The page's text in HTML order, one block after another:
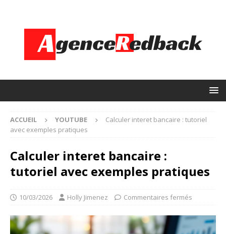
ACCUEIL YOUTUBE
Calculer interet bancaire : tutoriel
avec exemples pratiques
Calculer interet bancaire :
tutoriel avec exemples pratiques
10/03/2026 Holly Jimenez Commentaires fermés